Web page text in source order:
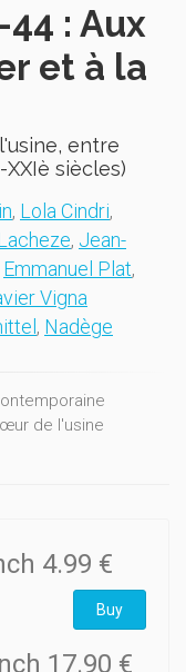
: Aux
et à la
entre
siècles)
, Lola Cindri,
, Jean-
Emmanuel Plat,
Vigna
, Nadège
de l'usine
4.99 €
Buy
17.90 €